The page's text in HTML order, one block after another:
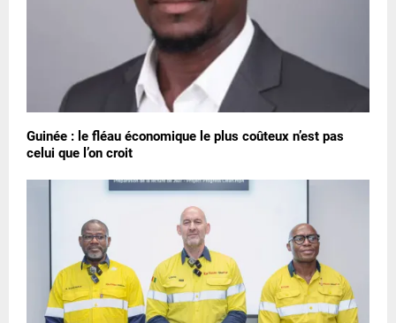
Guinée : le fléau économique le plus coûteux n’est pas
celui que l’on croit